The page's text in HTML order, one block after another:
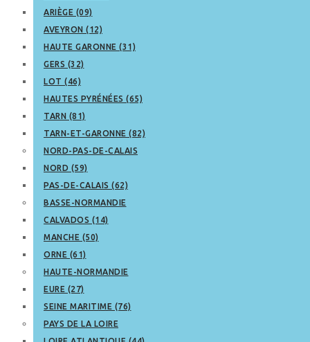
ARIÈGE (09)
AVEYRON (12)
HAUTE GARONNE (31)
GERS (32)
LOT (46)
HAUTES PYRÉNÉES (65)
TARN (81)
TARN-ET-GARONNE (82)
NORD-PAS-DE-CALAIS
NORD (59)
PAS-DE-CALAIS (62)
BASSE-NORMANDIE
CALVADOS (14)
MANCHE (50)
ORNE (61)
HAUTE-NORMANDIE
EURE (27)
SEINE MARITIME (76)
PAYS DE LA LOIRE